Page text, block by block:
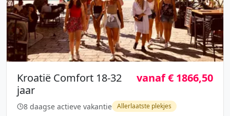
Kroatië Comfort 18-32
jaar
vanaf € 1866,50
8 daagse actieve vakantie Allerlaatste plekjes